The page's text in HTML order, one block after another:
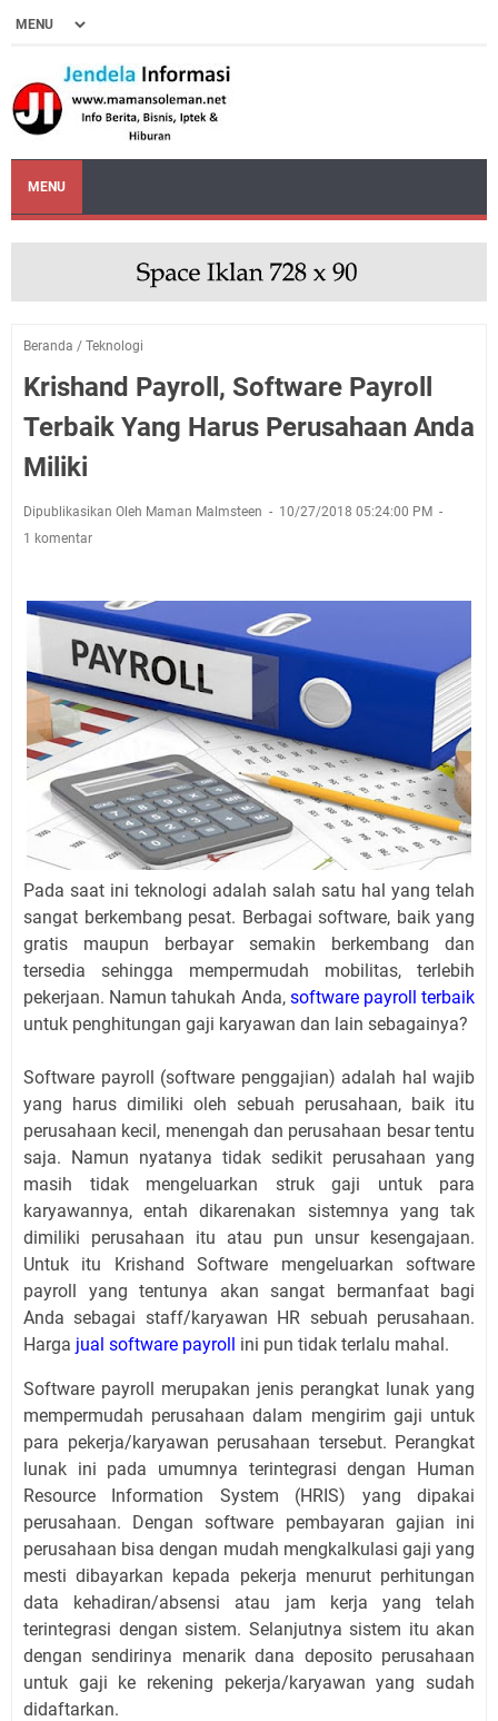
MENU
Beranda / Teknologi
Krishand Payroll, Software Payroll
Terbaik Yang Harus Perusahaan Anda
Miliki
Dipublikasikan Oleh Maman Malmsteen
10/27/2018 05:24:00 PM
1 komentar
Pada saat ini teknologi adalah salah satu hal yang telah
sangat berkembang pesat. Berbagai software, baik yang
gratis maupun berbayar semakin berkembang dan
tersedia sehingga mempermudah mobilitas, terlebih
pekerjaan. Namun tahukah Anda, software payroll terbaik
untuk penghitungan gaji karyawan dan lain sebagainya?
Software payroll (software penggajian) adalah hal wajib
yang harus dimiliki oleh sebuah perusahaan, baik itu
perusahaan kecil, menengah dan perusahaan besar tentu
saja. Namun nyatanya tidak sedikit perusahaan yang
masih tidak mengeluarkan struk gaji untuk para
karyawannya, entah dikarenakan sistemnya yang tak
dimiliki perusahaan itu atau pun unsur kesengajaan.
Untuk itu Krishand Software mengeluarkan software
payroll yang tentunya akan sangat bermanfaat bagi
Anda sebagai staff/karyawan HR sebuah perusahaan.
Harga jual software payroll ini pun tidak terlalu mahal.
Software payroll merupakan jenis perangkat lunak yang
mempermudah perusahaan dalam mengirim gaji untuk
para pekerja/karyawan perusahaan tersebut. Perangkat
lunak ini pada umumnya terintegrasi dengan Human
Resource Information System (HRIS) yang dipakai
perusahaan. Dengan software pembayaran gajian ini
perusahaan bisa dengan mudah mengkalkulasi gaji yang
mesti dibayarkan kepada pekerja menurut perhitungan
data kehadiran/absensi atau jam kerja yang telah
terintegrasi dengan sistem. Selanjutnya sistem itu akan
dengan sendirinya menarik dana deposito perusahaan
untuk gaji ke rekening pekerja/karyawan yang sudah
didaftarkan.